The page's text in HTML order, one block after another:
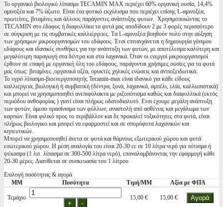
Το οργανικό βιολογικό λίπασμα TECAMIN MAX περιέχει 60% οργανική ουσία, 14,4%
αμινοξέα και 7% άζωτο. Είναι ένα φυτικό εκχύλισμα που περιέχει επίσης L-αμινοξέα,
πρωτείνες, βιταμίνες και άλλους παράγοντες ανάπτυξης φυτων. Χρησιμοποιώντας το
TECAMIN στο έδαφος ή διαφυλλίκα τα φυτά μας αποδίδουν 2 με 3 φορές περισσότερο
σε σύγκριση με τις συμβατικές καλλιέργειες. Tα L-αμινοξέα βοηθούν πολύ στην αύξηση
των χρήσιμων μικροοργανισμών του εδάφους. Έτσι επιτανχάνεται η δημιουργία γόνιμου
εδάφους και ιδανικές συνθήκες για την ανάπτυξη των φυτών, με αποτέλεσμα καλύτερη και
μεγαλύτερη παραγωγή στα δέντρα και στα λαχανικά. Όταν οι ενεργοί μικροοργανισμοί
έρθουν σε επαφή με οργανική ύλη του εδάφους, παράγονται χρήσιμες ουσίες για τα φυτά
μας όπως: βιταμίνες ,οργανικά οξέα, ορυκτές χηλικές ενώσεις και αντιοξειδωτικά.
Το υγρό λίπασμα-βιοενεργοποιητής Tecamin-max είναι ιδανικό για κάθε είδους
καλλιέργεια, βιολογική ή συμβατική (δέντρα, ξυνά, λαχανικά, αμπέλι, ελία, καλλωπιστικά)
και μπορεί να χρησιμοποιηθεί ανεπιφύλακτα με ριζοπότισμα καθώς και διαφυλλικά (εκτός
περιόδου ανθοφορίας ) γιατί είναι πλήρως υδατοδιαλυτό. Ετσι έχουμε μεγάλη ανάπτυξη
των φυτών, άμεσο πρασίνισμα των φύλλων, αναστολή από ασθένεις και μεγάλωμα των
καρπών. Είναι φιλικό προς το περιβάλλον και δε προκαλεί τοξικότητες στα φυτά, είναι
πλήρως βιολογικο και μπορεί να εφαρμοστεί και σε σπορόφυτα λαχανικών και
κηπευτικών.
Μπορεί να χρησιμοποιηθεί άνετα σε φυτά και θάμνους εξωτερικού χώρου και φυτά
εσωτερικού χώρου. Η μέση αναλογία του είναι 20-30 cc σε 10 λίτρα νερό για πότισμα ή
ψέκασμα (1 λιτ. λίπασμα σε 300-500 λίτρα νερό), επαναλαμβάνοντας την εφαρμογή κάθε
20-30 μέρες. Διατίθεται σε συσκευασία του 1 λίτρου
Επιλογή ποσότητας & αγορά
ΜΜ
Ποσότητα Τιμή/ΜΜ Αξία με ΦΠΑ
Τεμάχιο 15,00 € 15,00 €